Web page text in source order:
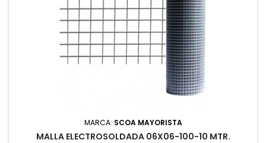
MARCA: SCOA MAYORISTA
MALLA ELECTROSOLDADA 06X06-100-10 MTR.